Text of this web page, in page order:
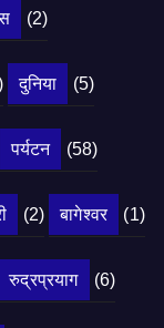
(2)
दुनिया (5)
पर्यटन (58)
(2) बागेश्वर (1)
रुद्रप्रयाग (6)